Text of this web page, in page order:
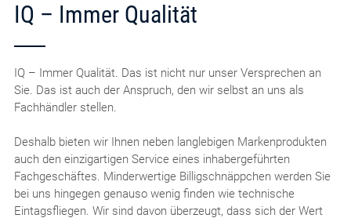
IQ – Immer Qualität
IQ – Immer Qualität. Das ist nicht nur unser Versprechen an
Sie. Das ist auch der Anspruch, den wir selbst an uns als
Fachhändler stellen.
Deshalb bieten wir Ihnen neben langlebigen Markenprodukten
auch den einzigartigen Service eines inhabergeführten
Fachgeschäftes. Minderwertige Billigschnäppchen werden Sie
bei uns hingegen genauso wenig finden wie technische
Eintagsfliegen. Wir sind davon überzeugt, dass sich der Wert